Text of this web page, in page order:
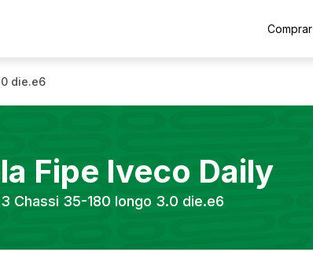
Comprar
die.e6
Fipe Iveco Daily
Chassi 35-180 longo 3.0 die.e6